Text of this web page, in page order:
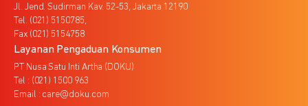
Jl. Jend. Sudirman Kav. 52-53, Jakarta 12190
Tel. (021) 5150785,
Fax (021) 5154758
Layanan Pengaduan Konsumen
PT Nusa Satu Inti Artha (DOKU)
Tel : (021) 1500 963
Email : care@doku.com